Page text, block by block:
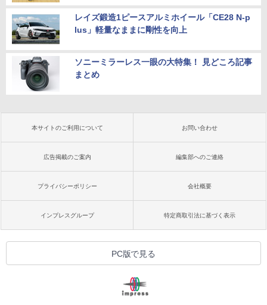
レイズ鍛造1ピースアルミホイール「CE28 N-p
lus」軽量なままに剛性を向上
ソニーミラーレス一眼の大特集！ 見どころ記事
まとめ
本サイトのご利用について お問い合わせ
広告掲載のご案内 編集部へのご連絡
プライバシーポリシー 会社概要
インプレスグループ 特定商取引法に基づく表示
PC版で見る